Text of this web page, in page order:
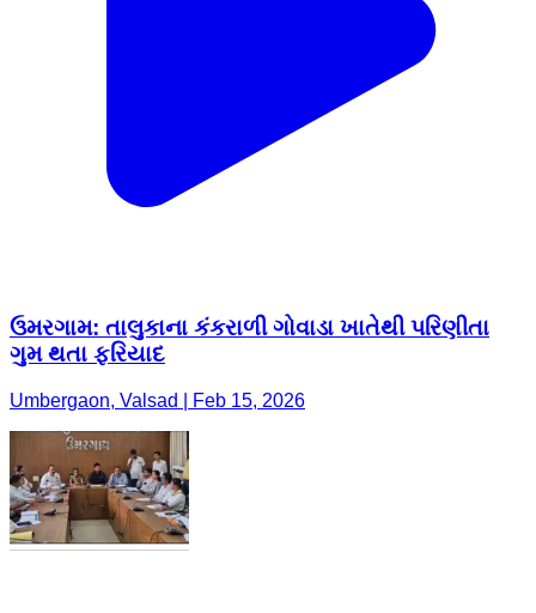
ઉમરગામ: તાલુકાના કંકરાળી ગોવાડા ખાતેથી પરિણીતા
ગુમ થતા ફરિયાદ
Umbergaon, Valsad | Feb 15, 2026